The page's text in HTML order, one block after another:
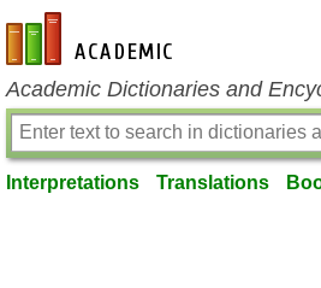
en-academic.com
Academic Dictionaries and
Interpretations Translations